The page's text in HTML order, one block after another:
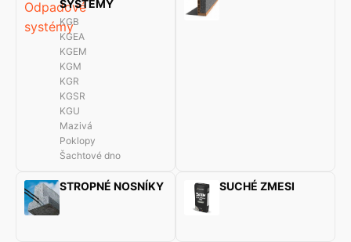
SYSTÉMY
KGB
KGEA
KGEM
KGM
KGR
KGSR
KGU
Mazivá
Poklopy
Šachtové dno
STROPNÉ NOSNÍKY SUCHÉ ZMESI